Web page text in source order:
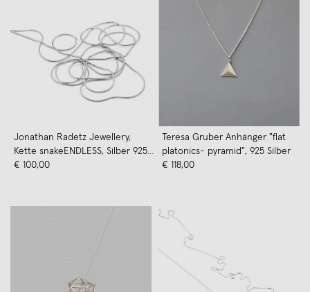
Jonathan Radetz Jewellery,
Kette snakeENDLESS, Silber 925,
Sterlingsilber, Länge 120 cm,
€ 100,00
Teresa Gruber Anhänger "flat
platonics- pyramid", 925 Silber
€ 118,00